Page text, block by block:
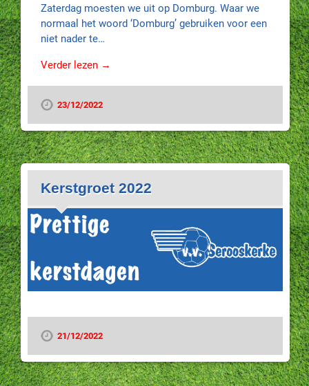
Zaterdag moesten we uit op Domburg. Waar we
normaal het woord ‘Domburg’ gebruiken voor een
niet nader te…
Verder lezen →
23/12/2022
Kerstgroet 2022
21/12/2022